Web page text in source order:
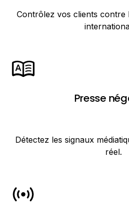
Contrôlez vos clients contre
Presse
Détectez les signaux
réel.